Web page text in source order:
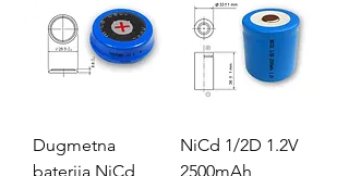
Dugmetna
baterija NiCd
NiCd 1/2D 1.2V
2500mAh